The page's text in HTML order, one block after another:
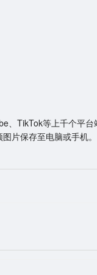
、TikTok等上千个平台
片保存至电脑或手机。